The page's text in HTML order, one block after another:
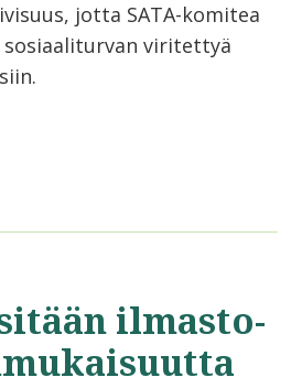
jotta SATA-komitea
sosiaaliturvan viritettyä
ilmasto-